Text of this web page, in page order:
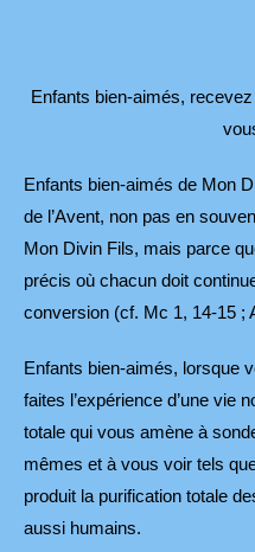
Enfants bien-aimés,
Enfants bien-aimés de Mon
de l’Avent, non pas en
Mon Divin Fils, mais parce
précis où chacun doit
conversion (cf. Mc 1, 14-15 ;
Enfants bien-aimés, lorsque
faites l’expérience d’une vie
totale qui vous amène à
mêmes et à vous voir tels
produit la purification totale
aussi humains.